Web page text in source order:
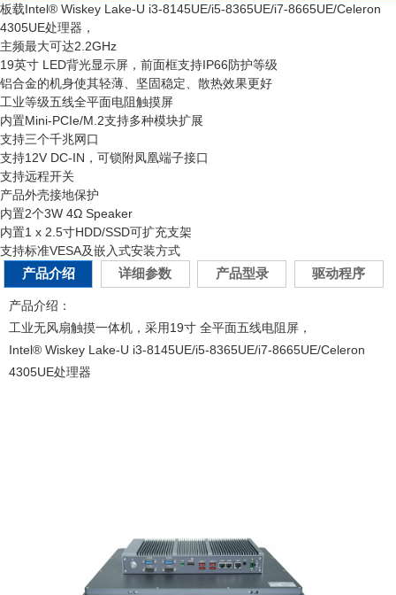
板载Intel® Wiskey Lake-U i3-8145UE/i5-8365UE/i7-8665UE/Celeron
4305UE处理器，
主频最大可达2.2GHz
19英寸 LED背光显示屏，前面框支持IP66防护等级
铝合金的机身使其轻薄、坚固稳定、散热效果更好
工业等级五线全平面电阻触摸屏
内置Mini-PCIe/M.2支持多种模块扩展
支持三个千兆网口
支持12V DC-IN，可锁附凤凰端子接口
支持远程开关
产品外壳接地保护
内置2个3W 4Ω Speaker
内置1 x 2.5寸HDD/SSD可扩充支架
支持标准VESA及嵌入式安装方式
产品介绍
详细参数 产品型录 驱动程序
产品介绍：
工业无风扇触摸一体机，采用19寸 全平面五线电阻屏，
Intel® Wiskey Lake-U i3-8145UE/i5-8365UE/i7-8665UE/Celeron
4305UE处理器